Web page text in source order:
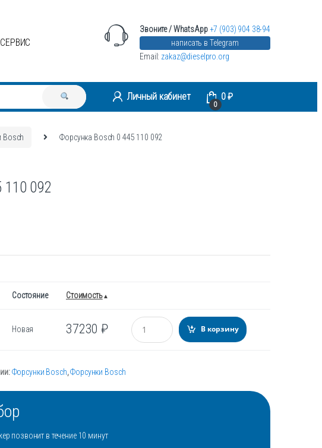
СЕРВИС
Звоните / WhatsApp+7 (903) 904 38-94
написать в Telegram
Email: zakaz@dieselpro.org
Личный кабинет
0
0₽
Bosch Форсунка Bosch 0 445 110 092
110 092
Состояние Стоимость
Новая 37230₽ Количество
В корзину
Форсунки Bosch,Форсунки Bosch
позвонит в течение 10 минут